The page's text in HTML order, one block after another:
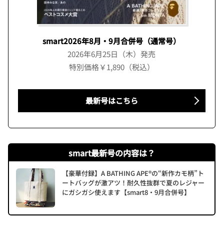
smart2026年8月・9月合併号（通常号）
2026年6月25日（木）発売
特別価格￥1,890（税込）
最新号はこちら
smart最新号の内容は？
【豪華付録】A BATHING APE®の“新作カモ柄”ト
ートバッグが激アツ！耐久性抜群で夏のレジャー
にガシガシ使えます【smart8・9月合併号】